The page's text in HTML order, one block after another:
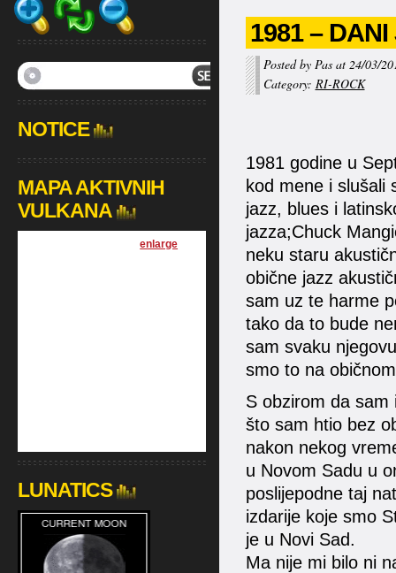
1981 –
Posted by Pas at 24/03/
Category: RI-ROCK
1981 godine u
kod mene i slušali
jazz, blues i
jazza;Chuck
neku staru
obične jazz
sam uz te harme
tako da to bude
sam svaku
smo to na
S obzirom da sam
što sam htio bez
nakon nekog
u Novom Sadu u
poslijepodne taj
izdarije koje smo
je u Novi Sad.
Ma nije mi bilo ni
NOTICE
MAPA AKTIVNIH
VULKANA
[enlarge
LUNATICS